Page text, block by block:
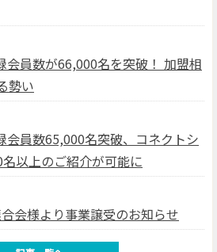
会員数が66,000名を突破！ 加盟相
勢い
会員数65,000名突破、コネクトシ
以上のご紹介が可能に
会様より事業譲受のお知らせ